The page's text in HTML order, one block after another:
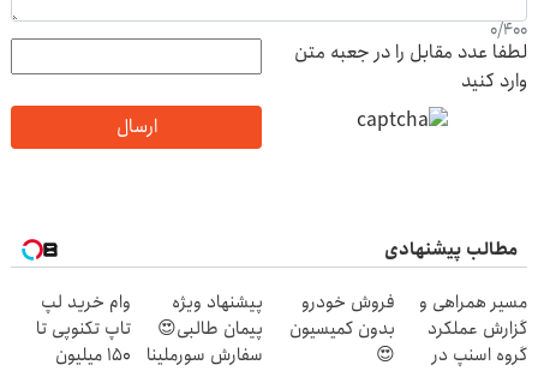
0/400
لطفا عدد مقابل را در جعبه متن
وارد کنید
ارسال
مطالب پیشنهادی
مسیر همراهی و
گزارش عملکرد
گروه اسنپ در
فروش خودرو
بدون کمیسیون
😍
پیشنهاد ویژه
پیمان طالبی😍
سفارش سورملینا
وام خرید لپ
تاپ تکنوپی تا
150 میلیون